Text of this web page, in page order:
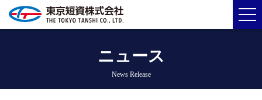
ニュース
News Release